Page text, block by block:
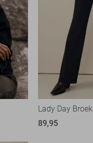
Lady Day Broek
89,95